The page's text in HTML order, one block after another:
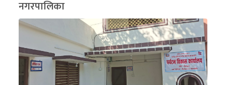
नगरपालिका